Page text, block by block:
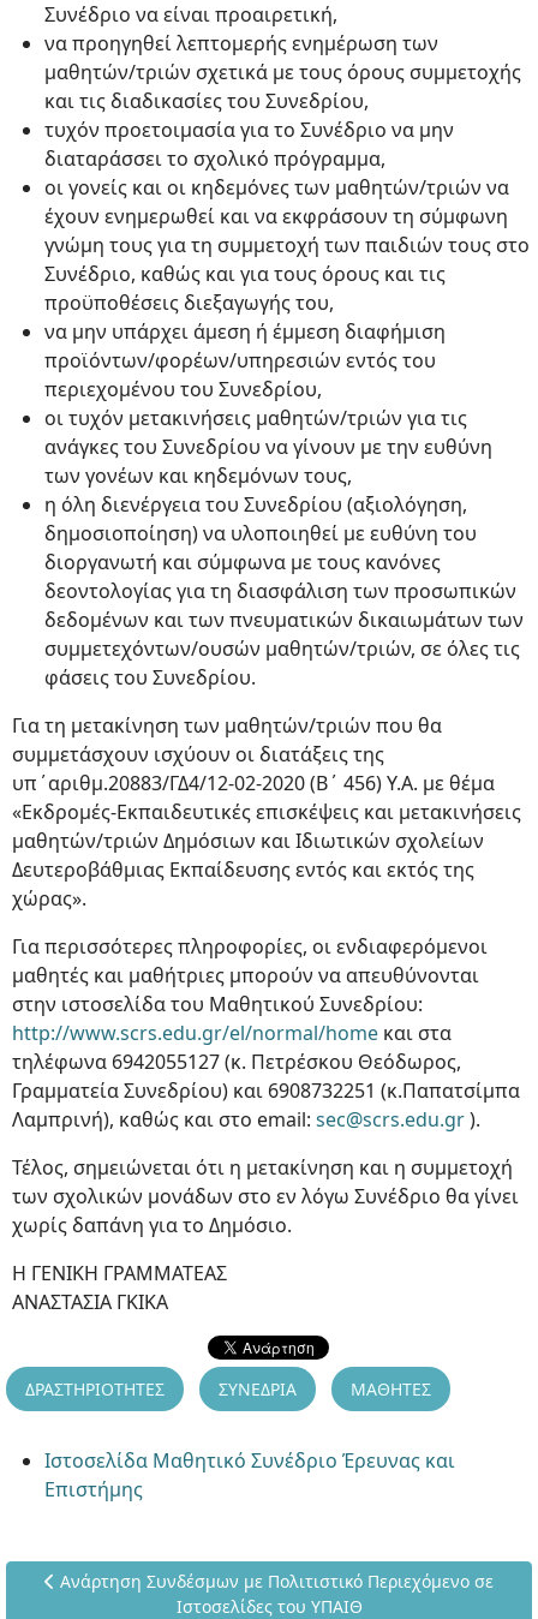
Συνέδριο να είναι προαιρετική,
να προηγηθεί λεπτομερής ενημέρωση των
μαθητών/τριών σχετικά με τους όρους συμμετοχής
και τις διαδικασίες του Συνεδρίου,
τυχόν προετοιμασία για το Συνέδριο να μην
διαταράσσει το σχολικό πρόγραμμα,
οι γονείς και οι κηδεμόνες των μαθητών/τριών να
έχουν ενημερωθεί και να εκφράσουν τη σύμφωνη
γνώμη τους για τη συμμετοχή των παιδιών τους στο
Συνέδριο, καθώς και για τους όρους και τις
προϋποθέσεις διεξαγωγής του,
να μην υπάρχει άμεση ή έμμεση διαφήμιση
προϊόντων/φορέων/υπηρεσιών εντός του
περιεχομένου του Συνεδρίου,
οι τυχόν μετακινήσεις μαθητών/τριών για τις
ανάγκες του Συνεδρίου να γίνουν με την ευθύνη
των γονέων και κηδεμόνων τους,
η όλη διενέργεια του Συνεδρίου (αξιολόγηση,
δημοσιοποίηση) να υλοποιηθεί με ευθύνη του
διοργανωτή και σύμφωνα με τους κανόνες
δεοντολογίας για τη διασφάλιση των προσωπικών
δεδομένων και των πνευματικών δικαιωμάτων των
συμμετεχόντων/ουσών μαθητών/τριών, σε όλες τις
φάσεις του Συνεδρίου.
Για τη μετακίνηση των μαθητών/τριών που θα
συμμετάσχουν ισχύουν οι διατάξεις της
υπ΄αριθμ.20883/ΓΔ4/12-02-2020 (Β΄ 456) Υ.Α. με θέμα
«Εκδρομές-Εκπαιδευτικές επισκέψεις και μετακινήσεις
μαθητών/τριών Δημόσιων και Ιδιωτικών σχολείων
Δευτεροβάθμιας Εκπαίδευσης εντός και εκτός της
χώρας».
Για περισσότερες πληροφορίες, οι ενδιαφερόμενοι
μαθητές και μαθήτριες μπορούν να απευθύνονται
στην ιστοσελίδα του Μαθητικού Συνεδρίου:
http://www.scrs.edu.gr/el/normal/home και στα
τηλέφωνα 6942055127 (κ. Πετρέσκου Θεόδωρος,
Γραμματεία Συνεδρίου) και 6908732251 (κ.Παπατσίμπα
Λαμπρινή), καθώς και στο email: sec@scrs.edu.gr).
Τέλος, σημειώνεται ότι η μετακίνηση και η συμμετοχή
των σχολικών μονάδων στο εν λόγω Συνέδριο θα γίνει
χωρίς δαπάνη για το Δημόσιο.
Η ΓΕΝΙΚΗ ΓΡΑΜΜΑΤΕΑΣ
ΑΝΑΣΤΑΣΙΑ ΓΚΙΚΑ
ΔΡΑΣΤΗΡΙΟΤΗΤΕΣ ΣΥΝΕΔΡΙΑ ΜΑΘΗΤΕΣ
Ιστοσελίδα Μαθητικό Συνέδριο Έρευνας και
Επιστήμης
Προηγούμενο άρθρο: Ανάρτηση Συνδέσμων με Πολιτιστικό
Ανάρτηση Συνδέσμων με Πολιτιστικό Περιεχόμενο σε
Ιστοσελίδες του ΥΠΑΙΘ